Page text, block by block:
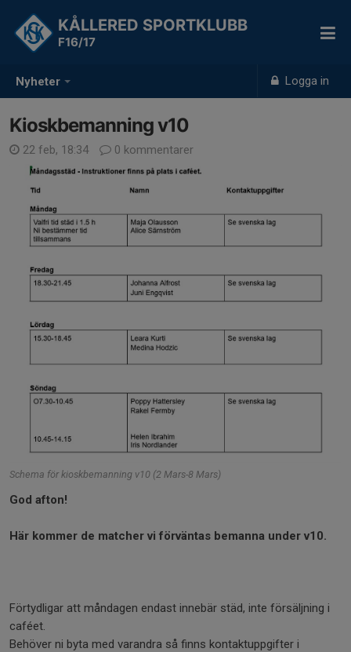
Nyheter Logga in
KÅLLERED SPORTKLUBB
F16/17
Kioskbemanning v10
22 feb, 18:34 0 kommentarer
Schema för kioskbemanning v10 (2 Mars-8 Mars)
God afton!
Här kommer de matcher vi förväntas bemanna under v10.
Förtydligar att måndagen endast innebär städ, inte försäljning i
caféet.
Behöver ni byta med varandra så finns kontaktuppgifter i